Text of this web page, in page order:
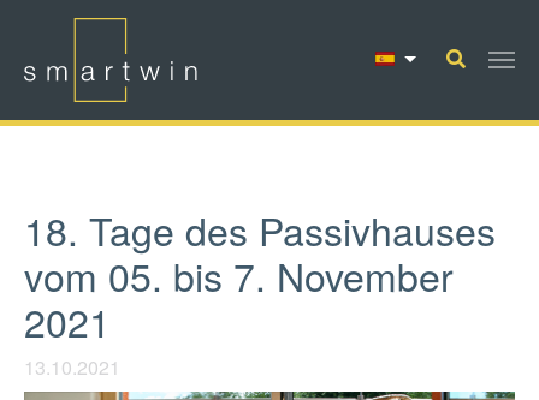
18. Tage des Passivhauses
vom 05. bis 7. November
2021
13.10.2021